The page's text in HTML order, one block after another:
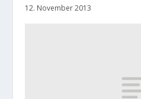
12. November 2013